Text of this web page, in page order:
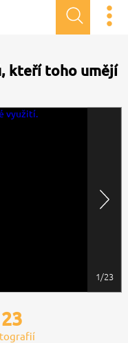
kteří toho umějí
1/23
23